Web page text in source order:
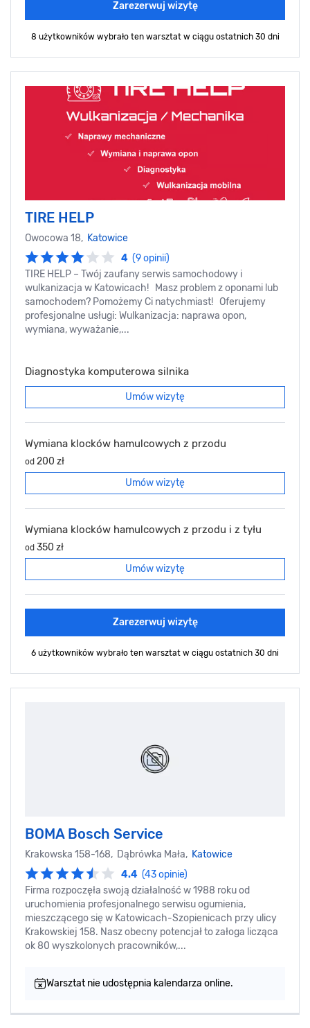
Zarezerwuj wizytę
8 użytkowników wybrało ten warsztat w ciągu ostatnich 30 dni
TIRE HELP
Owocowa 18, Katowice
4 (9 opinii)
TIRE HELP – Twój zaufany serwis samochodowy i
wulkanizacja w Katowicach! Masz problem z oponami lub
samochodem? Pomożemy Ci natychmiast! Oferujemy
profesjonalne usługi: Wulkanizacja: naprawa opon,
wymiana, wyważanie,...
Diagnostyka komputerowa silnika
Umów wizytę
Wymiana klocków hamulcowych z przodu
od 200 zł
Umów wizytę
Wymiana klocków hamulcowych z przodu i z tyłu
od 350 zł
Umów wizytę
Zarezerwuj wizytę
6 użytkowników wybrało ten warsztat w ciągu ostatnich 30 dni
BOMA Bosch Service
Krakowska 158-168, Dąbrówka Mała, Katowice
4.4 (43 opinie)
Firma rozpoczęła swoją działalność w 1988 roku od
uruchomienia profesjonalnego serwisu ogumienia,
mieszczącego się w Katowicach-Szopienicach przy ulicy
Krakowskiej 158. Nasz obecny potencjał to załoga licząca
ok 80 wyszkolonych pracowników,...
Warsztat nie udostępnia kalendarza online.